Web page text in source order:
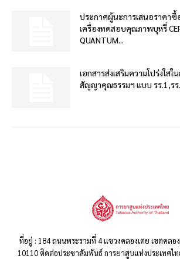
ประกาศผู้นะการเสนอราคาซื้
เครื่องทดสอบคุณภาพบุหรี่
QUANTUM...
เอกสารส่งเสริมความโปร่งใส
สัญญาคุณธรรมฯ แบบ รร.1,รร
ที่อยู่ : 184 ถนนพระรามที่ 4 แขวงคลองเตย เขตคลอ
10110 ติดต่อประชาสัมพันธ์ การยาสูบแห่งประเทศไ